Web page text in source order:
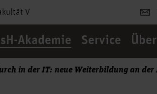
V
Akademie Service
in der IT: neue Weiterbildung an der